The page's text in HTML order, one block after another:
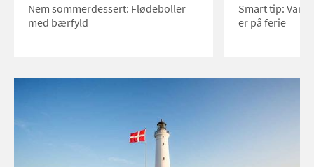
Nem sommerdessert: Flødeboller
med bærfyld
Smart tip:
er på ferie